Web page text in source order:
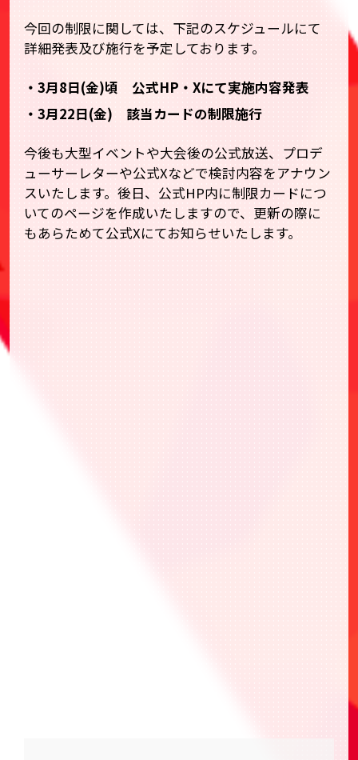
今回の制限に関しては、下記のスケジュールにて
詳細発表及び施行を予定しております。
・3月8日(金)頃 公式HP・Xにて実施内容発表
・3月22日(金) 該当カードの制限施行
今後も大型イベントや大会後の公式放送、プロデ
ューサーレターや公式Xなどで検討内容をアナウン
スいたします。後日、公式HP内に制限カードにつ
いてのページを作成いたしますので、更新の際に
もあらためて公式Xにてお知らせいたします。